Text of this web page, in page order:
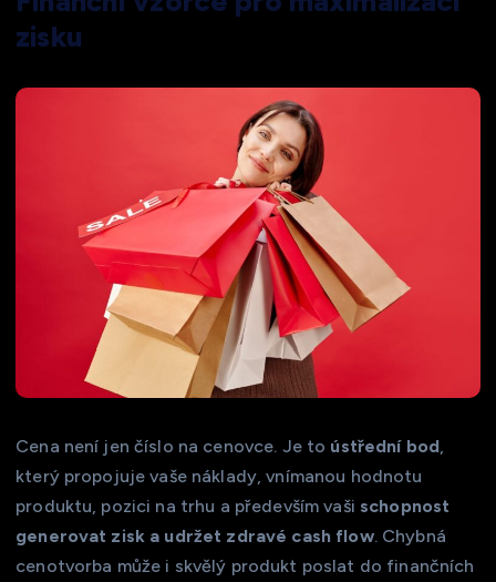
zisku
Cena není jen číslo na cenovce. Je to ústřední bod
který propojuje vaše náklady, vnímanou hodnotu
produktu, pozici na trhu a především vaši schopnost
generovat zisk a udržet zdravé cash flow. Chybná
cenotvorba může i skvělý produkt poslat do finančních